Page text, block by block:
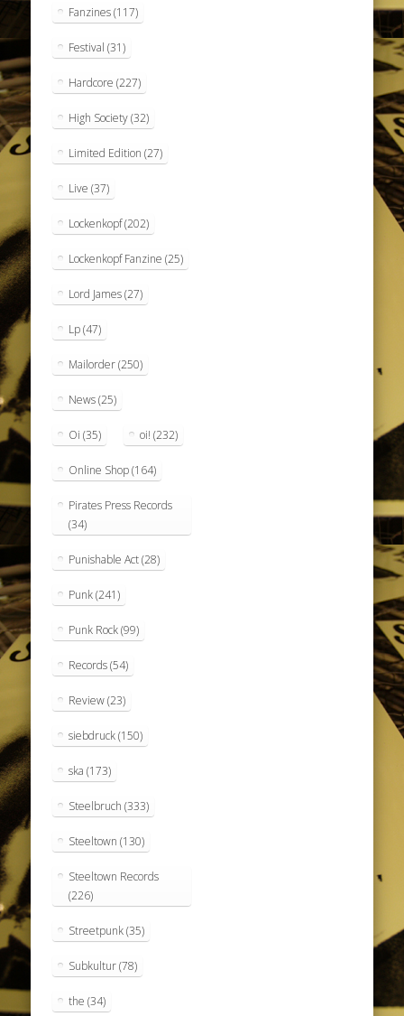
Fanzines(117)
Festival (31)
Hardcore (227)
High Society(32)
Limited Edition (27)
Live (37)
Lockenkopf(202)
Lockenkopf Fanzine (25)
Lord James(27)
Lp(47)
Mailorder(250)
News(25)
Oi (35) oi! (232)
Online Shop(164)
Pirates Press Records
(34)
Punishable Act(28)
Punk(241)
Punk Rock(99)
Records(54)
Review(23)
siebdruck(150)
ska (173)
Steelbruch (333)
Steeltown (130)
Steeltown Records
(226)
Streetpunk(35)
Subkultur(78)
the (34)